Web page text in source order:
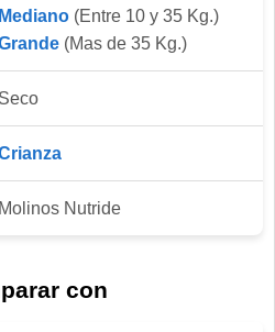
Mediano (Entre 10 y 35 Kg.)
(Mas de 35 Kg.)
Seco
Molinos Nutride
con